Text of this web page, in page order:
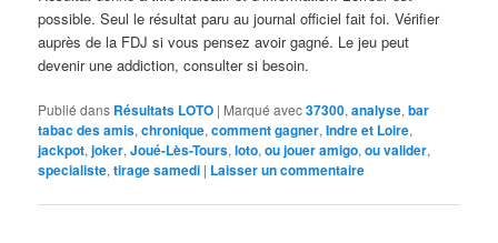
possible. Seul le résultat paru au journal officiel fait foi. Vérifier
auprès de la FDJ si vous pensez avoir gagné. Le jeu peut
devenir une addiction, consulter si besoin.
Publié dans Résultats LOTO | Marqué avec37300,analyse,bar
tabac des amis,chronique,comment gagner,Indre et Loire,
jackpot,joker,Joué-Lès-Tours,loto,ou jouer amigo,ou valider,
specialiste,tirage samedi | Laisser un commentaire